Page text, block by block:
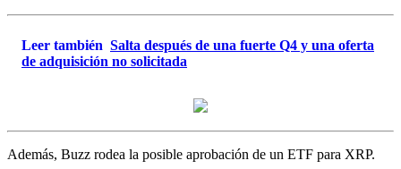
Leer también Salta después de una fuerte Q4 y una oferta
de adquisición no solicitada
Además, Buzz rodea la posible aprobación de un ETF para XRP.